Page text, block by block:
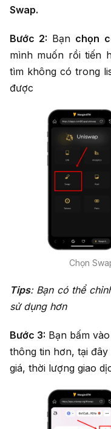
Swap.
Bước 2: Bạn chọn
mình muốn rồi tiến
tìm không có trong
được
Chọn
Tips: Bạn có thể
sử dụng hơn
Bước 3: Bạn bấm vào
thông tin hơn, tại
giá, thời lượng giao